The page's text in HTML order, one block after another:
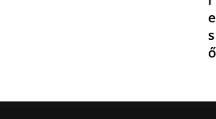
e
s
ő